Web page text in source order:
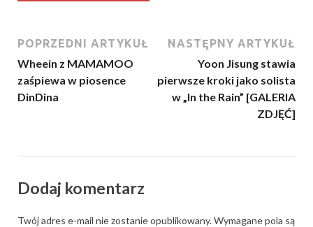
POPRZEDNI ARTYKUŁ
Wheein z MAMAMOO
zaśpiewa w piosence
DinDina
NASTĘPNY ARTYKUŁ
Yoon Jisung stawia
pierwsze kroki jako solista
w „In the Rain” [GALERIA
ZDJĘĆ]
Dodaj komentarz
Twój adres e-mail nie zostanie opublikowany.Wymagane pola są